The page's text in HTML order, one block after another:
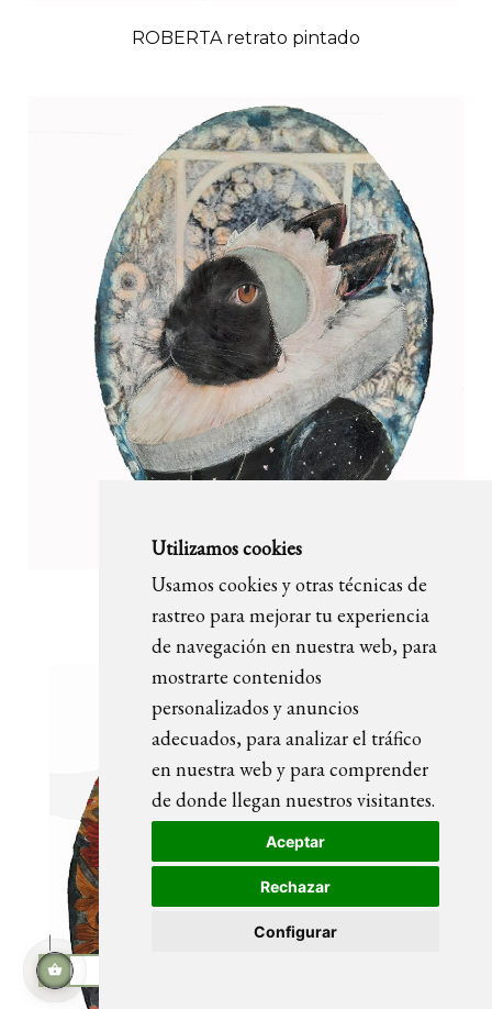
Utilizamos cookies
Usamos cookies y otras técnicas de
rastreo para mejorar tu experiencia
de navegación en nuestra web, para
mostrarte contenidos
personalizados y anuncios
adecuados, para analizar el tráfico
en nuestra web y para comprender
de donde llegan nuestros visitantes.
Aceptar
Rechazar
Configurar
ROBERTA retrato pintado
OLIVIA retrato pintado